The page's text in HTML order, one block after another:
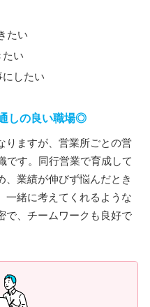
たい
たい
したい
しの良い職場◎
りますが、営業所ごとの営
です。同行営業で育成して
、業績が伸びず悩んだとき
一緒に考えてくれるような
で、チームワークも良好で